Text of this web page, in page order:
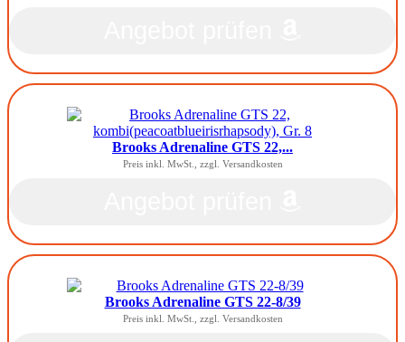
Brooks Adrenaline GTS 22,...
Preis inkl. MwSt., zzgl. Versandkosten
Brooks Adrenaline GTS 22-8/39
Preis inkl. MwSt., zzgl. Versandkosten